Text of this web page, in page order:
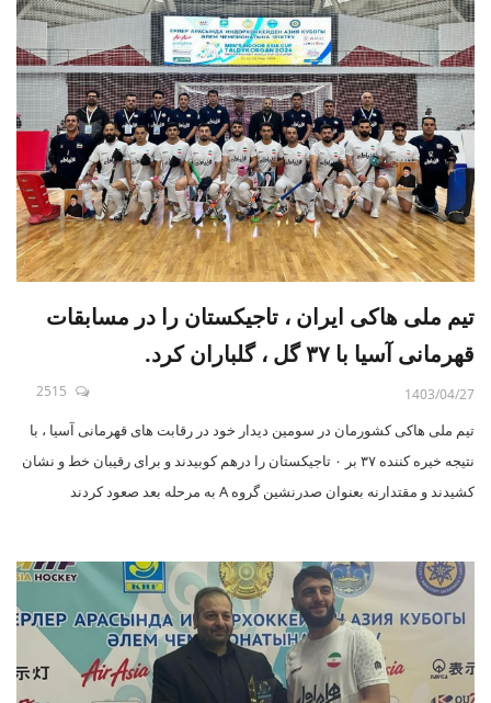
تیم ملی هاکی ایران ، تاجیکستان را در مسابقات
قهرمانی آسیا با ۳۷ گل ، گلباران کرد.
1403/04/27
2515
تیم ملی هاکی کشورمان در سومین دیدار خود در رقابت های قهرمانی آسیا ، با
نتیجه خیره کننده ۳۷ بر ۰ تاجیکستان را درهم کوبیدند و برای رقیبان خط و نشان
کشیدند و مقتدارنه بعنوان صدرنشین گروه A به مرحله بعد صعود کردند